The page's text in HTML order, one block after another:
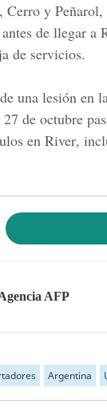
, Cerro y Peñarol,
antes de llegar a
de servicios.
una lesión en
de octubre
en River,
AFP
Argentina